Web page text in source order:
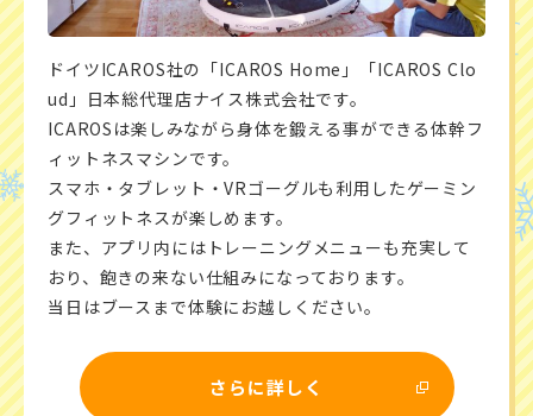
ドイツICAROS社の「ICAROS Home」「ICAROS Clo
ud」日本総代理店ナイス株式会社です。
ICAROSは楽しみながら身体を鍛える事ができる体幹フ
ィットネスマシンです。
スマホ・タブレット・VRゴーグルも利用したゲーミン
グフィットネスが楽しめます。
また、アプリ内にはトレーニングメニューも充実して
おり、飽きの来ない仕組みになっております。
当日はブースまで体験にお越しください。
さらに詳しく